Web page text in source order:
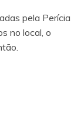
pela Perícia
no local, o